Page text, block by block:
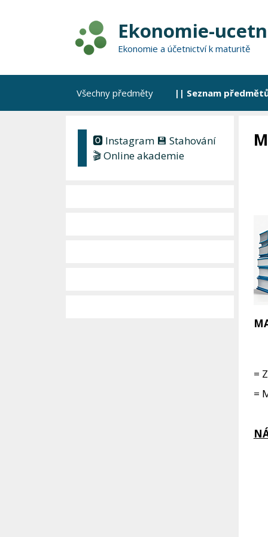
Ekonomie-
Ekonomie a účetnictví k maturitě
Všechny předměty || Seznam
=
=
🅾 Instagram 💾 Stahování
🎬 Online akademie